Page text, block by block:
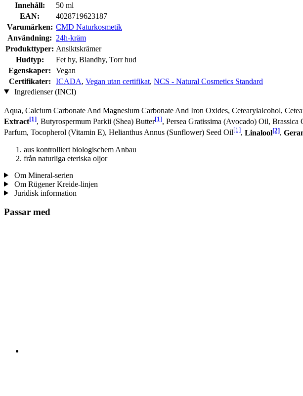
Innehåll:
50 ml
EAN:
4028719623187
Varumärken: CMD Naturkosmetik
Användning: 24h-kräm
Produkttyper: Ansiktskrämer
Hudtyp:
Fet hy, Blandhy, Torr hud
Egenskaper:
Vegan
Certifikater:
ICADA, Vegan utan certifikat, NCS - Natural Cosmetics Standard
Ingredienser (INCI)
Aqua, Calcium Carbonate And Magnesium Carbonate And Iron Oxides, Cetearylalcohol,
Extract[1], Butyrospermum Parkii (Shea) Butter[1], Persea Gratissima (Avocado) Oil,
Parfum, Tocopherol (Vitamin E), Helianthus Annus (Sunflower) Seed Oil[1], Linalool[2],
aus kontrolliert biologischem Anbau
från naturliga eteriska oljor
Om Mineral-serien
Om Rügener Kreide-linjen
Juridisk information
Passar med